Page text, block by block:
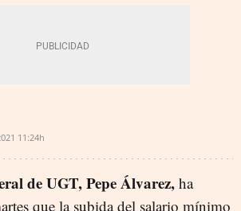
11:24h
de UGT, Pepe Álvarez, ha
que la subida del salario mínimo